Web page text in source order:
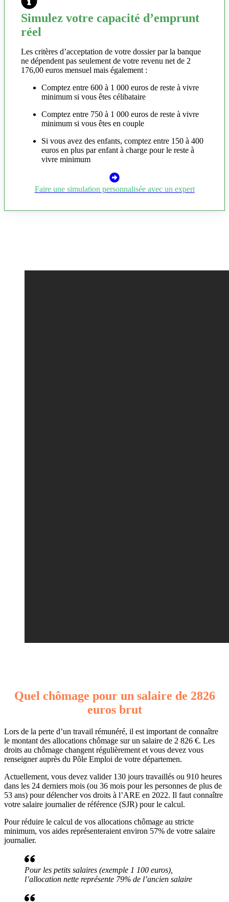
Simulez votre capacité d’emprunt
réel
Les critères d’acceptation de votre dossier par la banque
ne dépendent pas seulement de votre revenu net de 2
176,00 euros mensuel mais également :
Comptez entre 600 à 1 000 euros de reste à vivre
minimum si vous êtes célibataire
Comptez entre 750 à 1 000 euros de reste à vivre
minimum si vous êtes en couple
Si vous avez des enfants, comptez entre 150 à 400
euros en plus par enfant à charge pour le reste à
vivre minimum
Faire une simulation personnalisée avec un expert
Quel chômage pour un salaire de 2826
euros brut
Lors de la perte d’un travail rémunéré, il est important de connaître
le montant des allocations chômage sur un salaire de 2 826 €. Les
droits au chômage changent régulièrement et vous devez vous
renseigner auprès du Pôle Emploi de votre départemen.
Actuellement, vous devez valider 130 jours travaillés ou 910 heures
dans les 24 derniers mois (ou 36 mois pour les personnes de plus de
53 ans) pour délencher vos droits à l’ARE en 2022. Il faut connaître
votre salaire journalier de référence (SJR) pour le calcul.
Pour réduire le calcul de vos allocations chômage au stricte
minimum, vos aides représenteraient environ 57% de votre salaire
journalier.
Pour les petits salaires (exemple 1 100 euros),
l’allocation nette représente 79% de l’ancien salaire